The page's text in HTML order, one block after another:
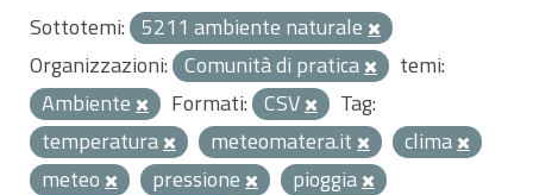
Sottotemi: 5211 ambiente naturale
Organizzazioni: Comunità di pratica
temi:
Ambiente
Formati: CSV
Tag:
temperatura
meteomatera.it
clima
meteo
pressione pioggia